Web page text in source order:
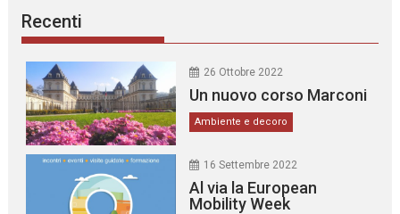
Recenti
26 Ottobre 2022
Un nuovo corso Marconi
Ambiente e decoro
16 Settembre 2022
Al via la European
Mobility Week